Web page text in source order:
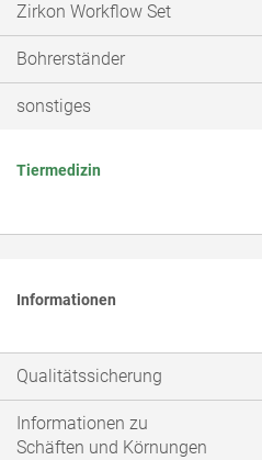
Zirkon Workflow Set
Bohrerständer
sonstiges
Tiermedizin
Informationen
Qualitätssicherung
Informationen zu
Schäften und Körnungen